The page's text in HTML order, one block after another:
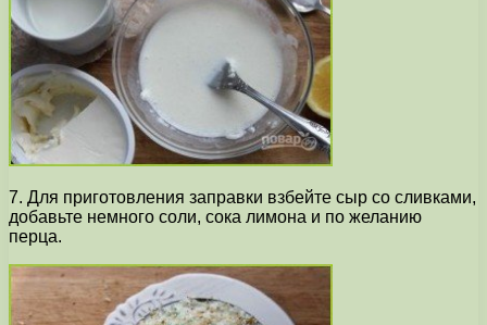
7. Для приготовления заправки взбейте сыр со сливками,
добавьте немного соли, сока лимона и по желанию
перца.